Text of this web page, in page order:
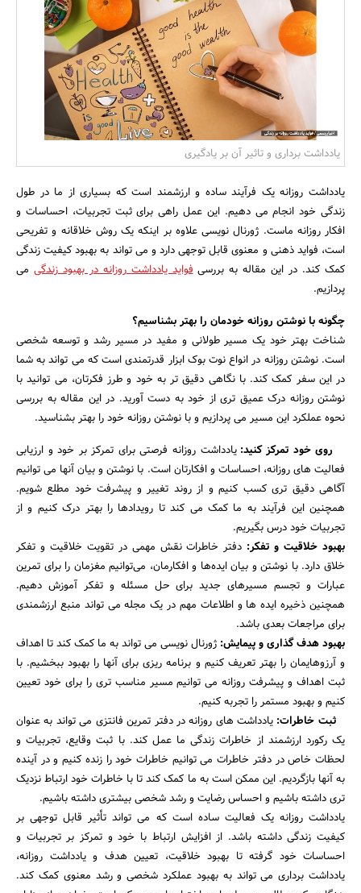
بانک، بیمه و سرمایه
مسکن و ساختمان
یادداشت برداری و تاثیر آن بر یادگیری
یادداشت روزانه یک فرآیند ساده و ارزشمند است که بسیاری از ما در طول
زندگی خود انجام می دهیم. این عمل راهی برای ثبت تجربیات، احساسات و
افکار روزانه ماست. ژورنال نویسی علاوه بر اینکه یک روش خلاقانه و تفریحی
است، فواید ذهنی و معنوی قابل توجهی دارد و می تواند به بهبود کیفیت زندگی
کمک کند. در این مقاله به بررسیفواید یادداشت روزانه در بهبود زندگی می
پردازیم.
چگونه با نوشتن روزانه خودمان را بهتر بشناسیم؟
شناخت بهتر خود یک مسیر طولانی و مفید در مسیر رشد و توسعه شخصی
است. نوشتن روزانه در انواع نوت بوک ابزار قدرتمندی است که می تواند به شما
در این سفر کمک کند. با نگاهی دقیق تر به خود و طرز فکرتان، می توانید با
نوشتن روزانه درک عمیق تری از خود به دست آورید. در این مقاله به بررسی
نحوه عملکرد این مسیر می پردازیم و با نوشتن روزانه خود را بهتر بشناسید.
روی خود تمرکز کنید: یادداشت روزانه فرصتی برای تمرکز بر خود و ارزیابی
فعالیت های روزانه، احساسات و افکارتان است. با نوشتن و بیان آنها می توانیم
آگاهی دقیق تری کسب کنیم و از روند تغییر و پیشرفت خود مطلع شویم.
همچنین این فرآیند به ما کمک می کند تا رویدادها را بهتر درک کنیم و از
تجربیات خود درس بگیریم.
بهبود خلاقیت و تفکر: دفتر خاطرات نقش مهمی در تقویت خلاقیت و تفکر
خلاق دارد. با نوشتن و بیان ایده‌ها و افکارمان، می‌توانیم مغزمان را برای تمرین
عبارات و تجسم مسیرهای جدید برای حل مسئله و تفکر آموزش دهیم.
همچنین ذخیره ایده ها و اطلاعات مهم در یک مجله می تواند منبع ارزشمندی
برای مراجعات بعدی باشد.
بهبود هدف گذاری و پیمایش: ژورنال نویسی می تواند به ما کمک کند تا اهداف
و آرزوهایمان را بهتر تعریف کنیم و برنامه ریزی برای آنها را بهبود ببخشیم. با
ثبت اهداف و پیشرفت روزانه می توانیم مسیر مناسب تری را برای خود تعیین
کنیم و بهبود مستمر را تجربه کنیم.
ثبت خاطرات: یادداشت های روزانه در دفتر تمرین فانتزی می تواند به عنوان
یک رکورد ارزشمند از خاطرات زندگی ما عمل کند. با ثبت وقایع، تجربیات و
لحظات خاص در دفتر خاطرات می توانیم خاطرات خود را زنده کنیم و در آینده
به آنها بازگردیم. این ممکن است به ما کمک کند تا با خاطرات خود ارتباط نزدیک
تری داشته باشیم و احساس رضایت و رشد شخصی بیشتری داشته باشیم.
یادداشت روزانه یک فعالیت ساده است که می تواند تأثیر قابل توجهی بر
کیفیت زندگی داشته باشد. از افزایش ارتباط با خود و تمرکز بر تجربیات و
احساسات خود گرفته تا بهبود خلاقیت، تعیین هدف و یادداشت روزانه،
یادداشت برداری می تواند به بهبود عملکرد شخصی و رشد معنوی کمک کند.